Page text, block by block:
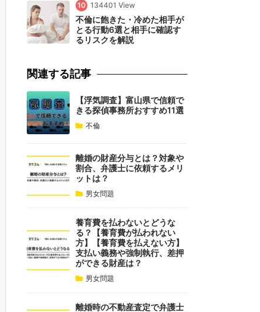
10 134401 View
不倫に飽きた・冷めた相手が
とる行動6選と相手に確認す
るリスクを解説
関連する記事
【浮気調査】富山県で信頼で
きる探偵事務所おすすめ11選
不倫
離婚の財産分与とは？対象や
割合、弁護士に依頼するメリ
ットは？
男女問題
養育費を払わないとどうな
る？【養育費が払われない
方】【養育費を払えない方】
支払い義務や強制執行、差押
ができる財産は？
男女問題
離婚時の不動産査定で弁護士